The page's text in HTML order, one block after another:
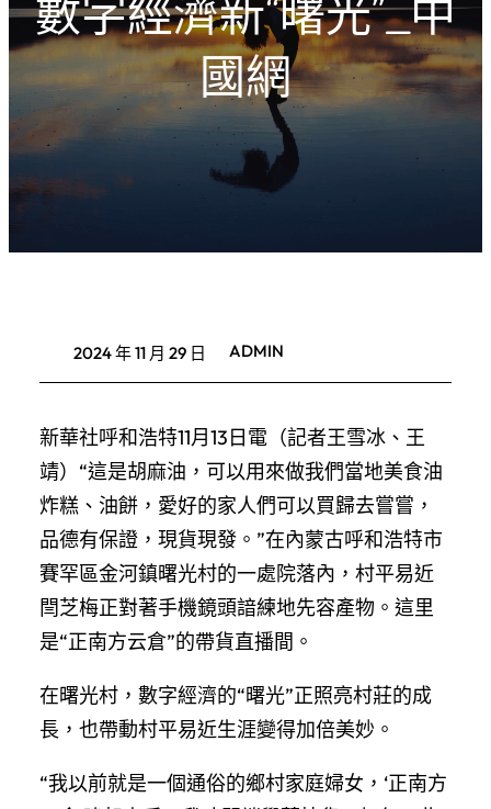
數字經濟新“曙光”_中
國網
2024 年 11 月 29 日 ADMIN
新華社呼和浩特11月13日電（記者王雪冰、王
靖）“這是胡麻油，可以用來做我們當地美食油
炸糕、油餅，愛好的家人們可以買歸去嘗嘗，
品德有保證，現貨現發。”在內蒙古呼和浩特市
賽罕區金河鎮曙光村的一處院落內，村平易近
閆芝梅正對著手機鏡頭諳練地先容產物。這里
是“正南方云倉”的帶貨直播間。
在曙光村，數字經濟的“曙光”正照亮村莊的成
長，也帶動村平易近生涯變得加倍美妙。
“我以前就是一個通俗的鄉村家庭婦女，‘正南方